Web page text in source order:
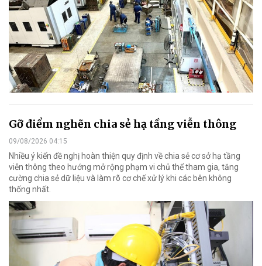
Gỡ điểm nghẽn chia sẻ hạ tầng viễn thông
09/08/2026 04:15
Nhiều ý kiến đề nghị hoàn thiện quy định về chia sẻ cơ sở hạ tầng
viễn thông theo hướng mở rộng phạm vi chủ thể tham gia, tăng
cường chia sẻ dữ liệu và làm rõ cơ chế xử lý khi các bên không
thống nhất.